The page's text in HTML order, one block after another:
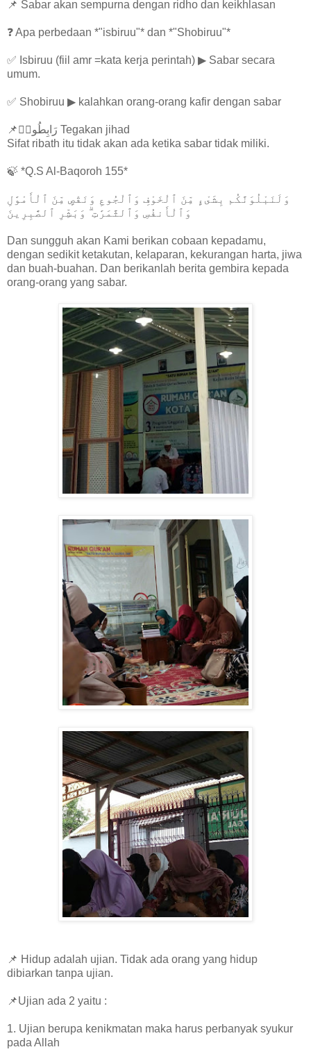
📌 Sabar akan sempurna dengan ridho dan keikhlasan
❓ Apa perbedaan *"isbiruu"* dan *"Shobiruu"*
✅ Isbiruu (fiil amr =kata kerja perintah) ▶ Sabar secara
umum.
✅ Shobiruu ▶ kalahkan orang-orang kafir dengan sabar
📌رَابِطُوا۟ Tegakan jihad
Sifat ribath itu tidak akan ada ketika sabar tidak miliki.
🍃 *Q.S Al-Baqoroh 155*
وَلَنَبْلُوَنَّكُم بِشَىْءٍ مِّنَ ٱلْخَوْفِ وَٱلْجُوعِ وَنَقْصٍ مِّنَ ٱلْأَمْوَٰلِ
وَٱلْأَنفُسِ وَٱلثَّمَرَٰتِ ۗ وَبَشِّرِ ٱلصَّٰبِرِينَ
Dan sungguh akan Kami berikan cobaan kepadamu,
dengan sedikit ketakutan, kelaparan, kekurangan harta, jiwa
dan buah-buahan. Dan berikanlah berita gembira kepada
orang-orang yang sabar.
📌 Hidup adalah ujian. Tidak ada orang yang hidup
dibiarkan tanpa ujian.
📌Ujian ada 2 yaitu :
1. Ujian berupa kenikmatan maka harus perbanyak syukur
pada Allah